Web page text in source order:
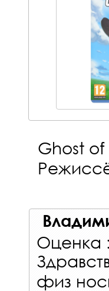
Ghost
Оценка :
физ